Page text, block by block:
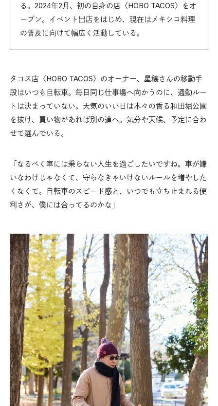
る。2024年2月、初の自身の店〈HOBO TACOS〉をオ
ープン。イベント出店をはじめ、現在はメキシコ料理
の普及に向けて幅広く活動している。
タコス店〈HOBO TACOS〉のオーナー、星穣さんの移動手
段はいつも自転車。毎日同じ仕事場へ向かうのに、通勤ルー
トは決まっていない。天気のいい日は木々の香る和田堀公園
を抜け、買い物があれば別の道へ。気分や天候、予定に合わ
せて選んでいる。
「なるべく車には乗らない人生を過ごしたいですね。車が嫌
いなわけじゃなくて、守らなきゃいけないルールを増やした
くなくて。自転車のスピード感と、いつでも立ち止まれる便
利さが、僕には合ってるのかな」